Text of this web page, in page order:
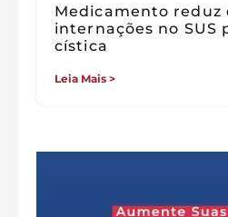
Medicamento reduz
internações no SUS
cística
Leia Mais >